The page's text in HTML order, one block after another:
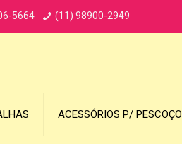
5664 (11) 98900-2949
ACESSÓRIOS P/ PESCOÇO